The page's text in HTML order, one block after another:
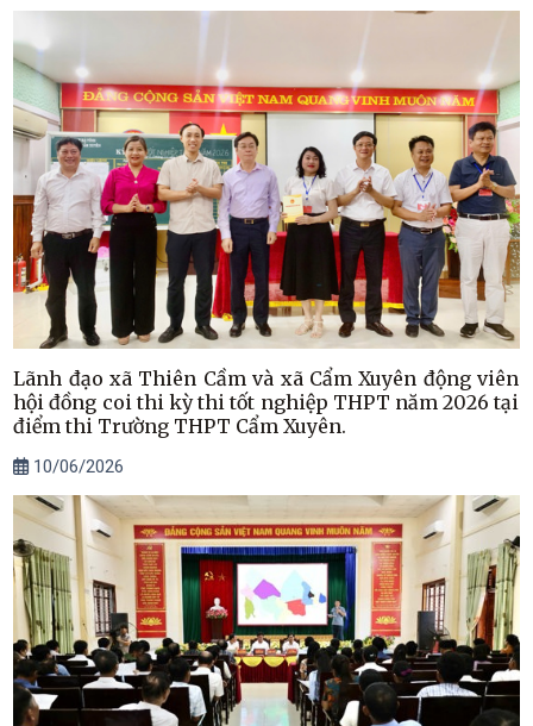
Lãnh đạo xã Thiên Cầm và xã Cẩm Xuyên động viên
hội đồng coi thi kỳ thi tốt nghiệp THPT năm 2026 tại
điểm thi Trường THPT Cẩm Xuyên.
10/06/2026